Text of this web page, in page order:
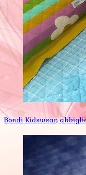
Bondi Kidswear,